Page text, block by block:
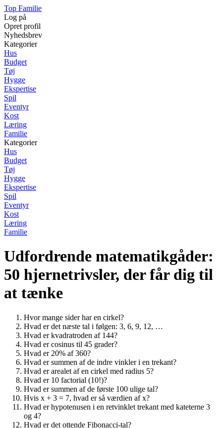
Top Familie
Log på
Opret profil
Nyhedsbrev
Kategorier
Hus
Budget
Tøj
Hygge
Ekspertise
Spil
Eventyr
Kost
Læring
Familie
Kategorier
Hus
Budget
Tøj
Hygge
Ekspertise
Spil
Eventyr
Kost
Læring
Familie
Udfordrende matematikgåder:
50 hjernetrivsler, der får dig til
at tænke
Hvor mange sider har en cirkel?
Hvad er det næste tal i følgen: 3, 6, 9, 12, …
Hvad er kvadratroden af 144?
Hvad er cosinus til 45 grader?
Hvad er 20% af 360?
Hvad er summen af de indre vinkler i en trekant?
Hvad er arealet af en cirkel med radius 5?
Hvad er 10 factorial (10!)?
Hvad er summen af de første 100 ulige tal?
Hvis x + 3 = 7, hvad er så værdien af x?
Hvad er hypotenusen i en retvinklet trekant med kateterne 3
og 4?
Hvad er det ottende Fibonacci-tal?